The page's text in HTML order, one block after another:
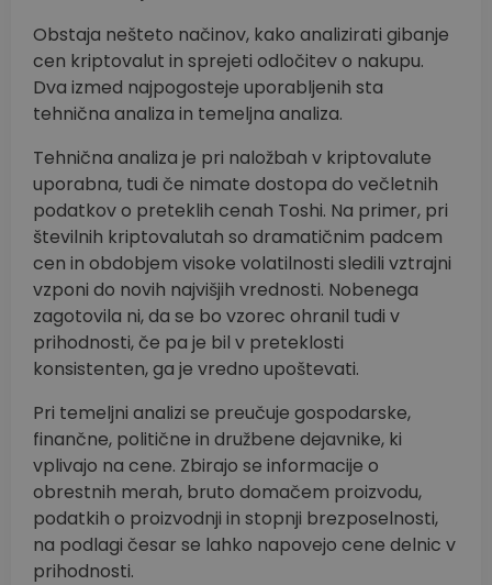
Obstaja nešteto načinov, kako analizirati gibanje
cen kriptovalut in sprejeti odločitev o nakupu.
Dva izmed najpogosteje uporabljenih sta
tehnična analiza in temeljna analiza.
Tehnična analiza je pri naložbah v kriptovalute
uporabna, tudi če nimate dostopa do večletnih
podatkov o preteklih cenah Toshi. Na primer, pri
številnih kriptovalutah so dramatičnim padcem
cen in obdobjem visoke volatilnosti sledili vztrajni
vzponi do novih najvišjih vrednosti. Nobenega
zagotovila ni, da se bo vzorec ohranil tudi v
prihodnosti, če pa je bil v preteklosti
konsistenten, ga je vredno upoštevati.
Pri temeljni analizi se preučuje gospodarske,
finančne, politične in družbene dejavnike, ki
vplivajo na cene. Zbirajo se informacije o
obrestnih merah, bruto domačem proizvodu,
podatkih o proizvodnji in stopnji brezposelnosti,
na podlagi česar se lahko napovejo cene delnic v
prihodnosti.